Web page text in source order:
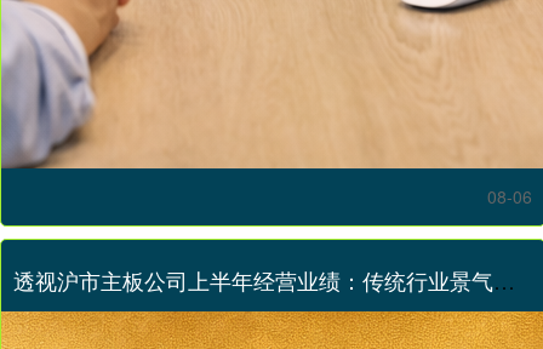
08-06
透视沪市主板公司上半年经营业绩：传统行业景气度提升 新兴需求激发“新动能”